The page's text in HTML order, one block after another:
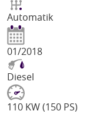
Automatik
01/2018
Diesel
110 KW (150 PS)